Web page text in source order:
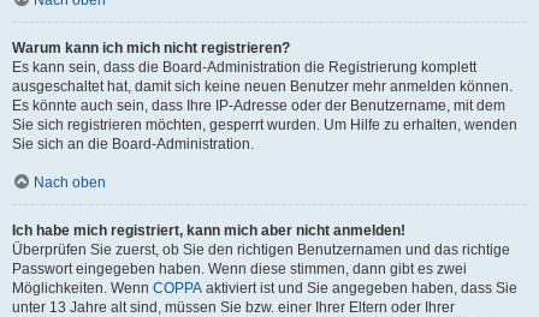
Warum kann ich mich nicht registrieren?
Es kann sein, dass die Board-Administration die Registrierung komplett
ausgeschaltet hat, damit sich keine neuen Benutzer mehr anmelden können.
Es könnte auch sein, dass Ihre IP-Adresse oder der Benutzername, mit dem
Sie sich registrieren möchten, gesperrt wurden. Um Hilfe zu erhalten, wenden
Sie sich an die Board-Administration.
Nach oben
Ich habe mich registriert, kann mich aber nicht anmelden!
Überprüfen Sie zuerst, ob Sie den richtigen Benutzernamen und das richtige
Passwort eingegeben haben. Wenn diese stimmen, dann gibt es zwei
Möglichkeiten. Wenn COPPA aktiviert ist und Sie angegeben haben, dass Sie
unter 13 Jahre alt sind, müssen Sie bzw. einer Ihrer Eltern oder Ihrer